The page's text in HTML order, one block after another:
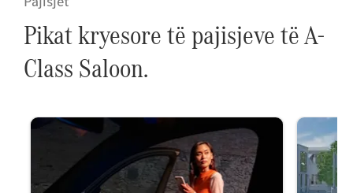
Pikat kryesore të pajisjeve të A-
Class Saloon.